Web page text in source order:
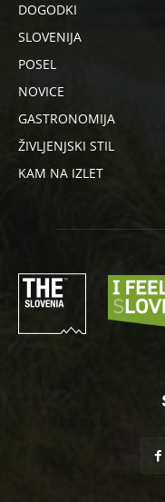
DOGODKI
SLOVENIJA
POSEL
NOVICE
GASTRONOMIJA
ŽIVLJENJSKI STIL
KAM NA IZLET